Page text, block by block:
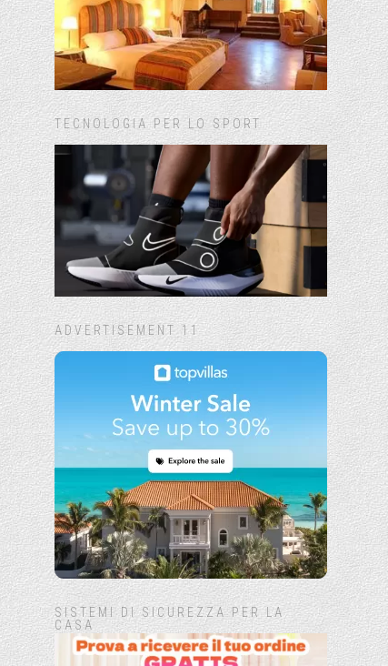
TECNOLOGIA PER LO SPORT
ADVERTISEMENT 11
SISTEMI DI SICUREZZA PER LA
CASA